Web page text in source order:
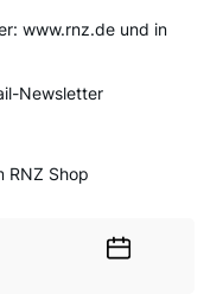
www.rnz.de und in
Newsletter
RNZ Shop